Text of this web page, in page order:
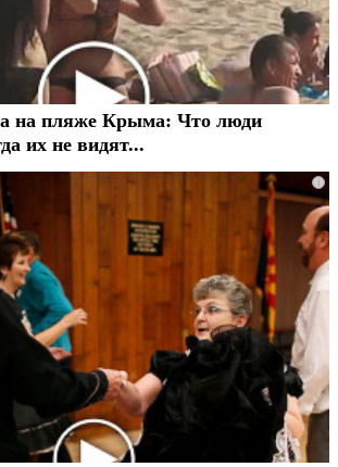
на пляже Крыма: Что люди
их не видят...
i